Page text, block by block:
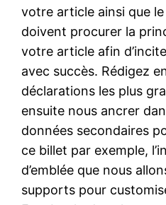
votre article ainsi que
doivent procurer la
votre article afin
avec succès. Rédigez
déclarations les plus
ensuite nous ancrer
données secondaires
ce billet par exemple,
d’emblée que nous
supports pour